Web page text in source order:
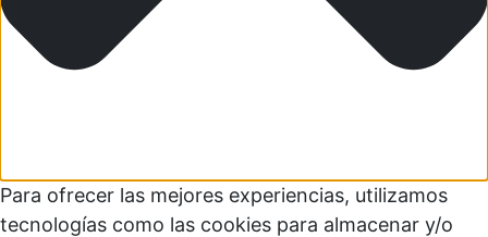
Para ofrecer las mejores experiencias, utilizamos
tecnologías como las cookies para almacenar y/o